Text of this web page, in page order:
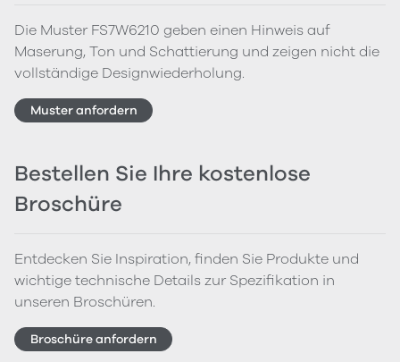
Die Muster FS7W6210 geben einen Hinweis auf
Maserung, Ton und Schattierung und zeigen nicht die
vollständige Designwiederholung.
Muster anfordern
Bestellen Sie Ihre kostenlose
Broschüre
Entdecken Sie Inspiration, finden Sie Produkte und
wichtige technische Details zur Spezifikation in
unseren Broschüren.
Broschüre anfordern